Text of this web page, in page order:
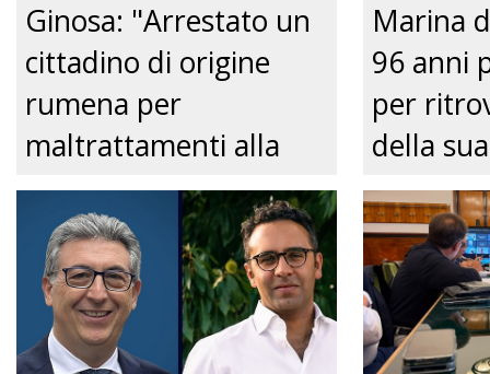
Ginosa: "Arrestato un
cittadino di origine
rumena per
maltrattamenti alla
convivente." Just tv
Marina
96 anni
per
della
dalla
Just tv